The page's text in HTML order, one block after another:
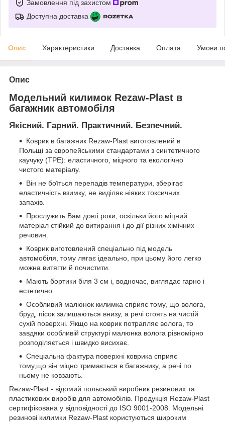
Замовлення під захистом
Доступна доставка
Опис Характеристики Доставка Оплата Умови
Опис
Модельний килимок Rezaw-Plast в
багажник автомобіля
Якісний. Гарний. Практичний. Безпечний.
Коврик в багажник Rezaw-Plast виготовлений в
Польщі за європейськими стандартами з синтетичного
каучуку (ТРЕ): еластичного, міцного та екологічно
чистого матеріалу.
Він не боїться перепадів температури, зберігає
еластичність взимку, не виділяє ніяких токсичних
запахів.
Прослужить Вам довгі роки, оскільки його міцний
матеріал стійкий до витирання і до дії різних хімічних
речовин.
Коврик виготовлений спеціально під модель
автомобіля, тому лягає ідеально, при цьому його легко
можна витягти й почистити.
Мають бортики біля 3 см і, водночас, виглядає гарно і
естетично.
Особливий малюнок килимка сприяє тому, що волога,
бруд, пісок залишаються внизу, а речі стоять на чистій
сухій поверхні. Якщо на коврик потрапляє волога, то
завдяки особливій структурі малюнка волога рівномірно
розподіляється і швидко висихає.
Спеціальна фактура поверхні коврика сприяє
тому,що він міцно тримається в багажнику, а речі по
ньому не ковзають.
Rezaw-Plast - відомий польський виробник резинових та
пластикових виробів для автомобілів. Продукція Rezaw-Plast
сертифікована у відповідності до ISO 9001-2008. Модельні
резинові килимки Rezaw-Plast користуються широким